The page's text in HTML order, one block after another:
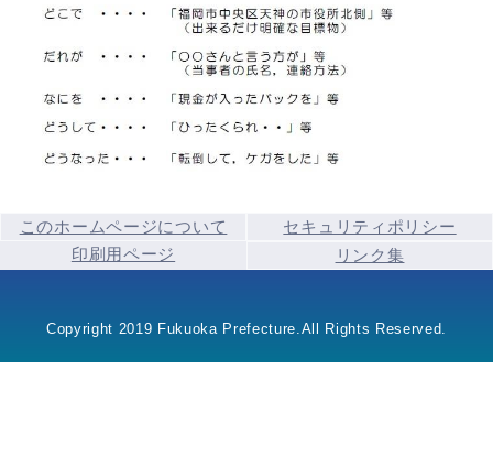
このホームページについて
セキュリティポリシー
印刷用ページ
リンク集
Copyright 2019 Fukuoka Prefecture.All Rights Reserved.